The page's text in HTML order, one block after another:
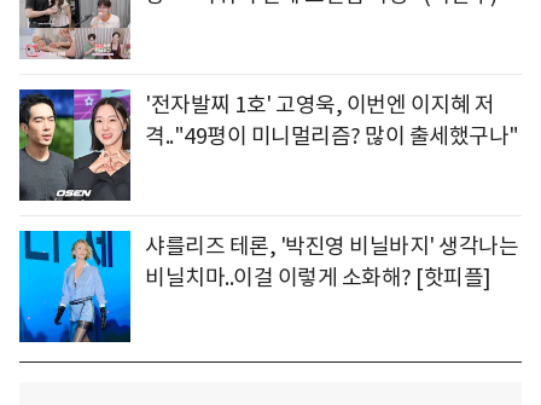
'전자발찌 1호' 고영욱, 이번엔 이지혜 저
격.."49평이 미니멀리즘? 많이 출세했구나"
샤를리즈 테론, '박진영 비닐바지' 생각나는
비닐치마..이걸 이렇게 소화해? [핫피플]